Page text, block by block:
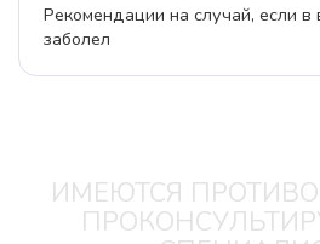
Рекомендации на случай, если в
заболел
ИМЕЮТСЯ